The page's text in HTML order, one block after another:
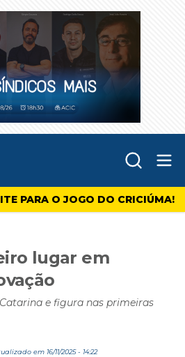
PARA O JOGO DO CRICIÚMA!
lugar em
e figura nas primeiras
em 16/11/2025 - 14:22